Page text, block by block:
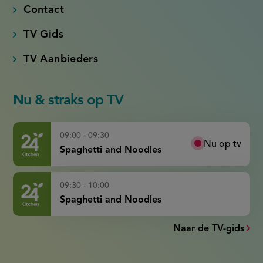
Contact
TV Gids
TV Aanbieders
Nu & straks op TV
09:00 - 09:30
Spaghetti and Noodles
Nu op tv
09:30 - 10:00
Spaghetti and Noodles
Naar de TV-gids